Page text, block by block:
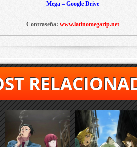
Mega – Google Drive
Contraseña: www.latinomegarip.net